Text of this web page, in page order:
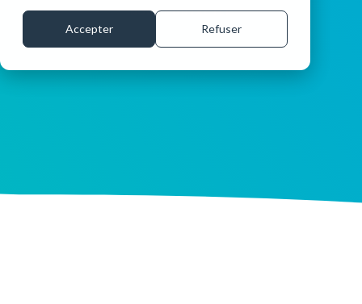
Accepter Refuser
NOUS CONTACTER